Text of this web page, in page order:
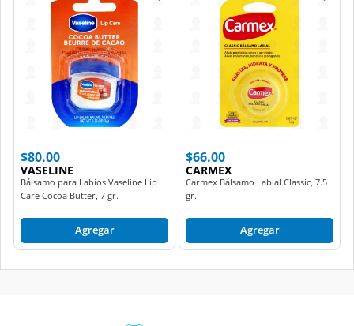
$80.00
VASELINE
Bálsamo para Labios Vaseline Lip
Care Cocoa Butter, 7 gr.
Agregar
$66.00
CARMEX
Carmex Bálsamo Labial Classic, 7.5
gr.
Agregar